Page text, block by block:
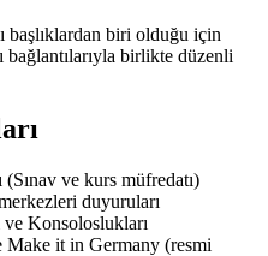
başlıklardan biri olduğu için
birlikte düzenli
ve kurs müfredatı)
duyuruları
Konsoloslukları
it in Germany (resmi